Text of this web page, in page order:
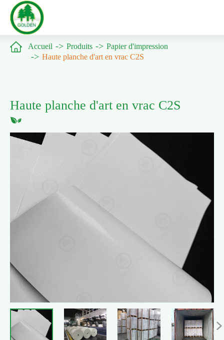
 Accueil Produits
Papier d'impression
Haute planche d'art en vrac C2S
Haute planche d'art en vrac C2S
